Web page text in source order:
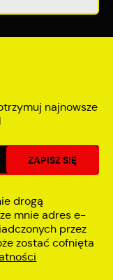
najnowsze
drogą
mnie adres e-
przez
zostać cofnięta